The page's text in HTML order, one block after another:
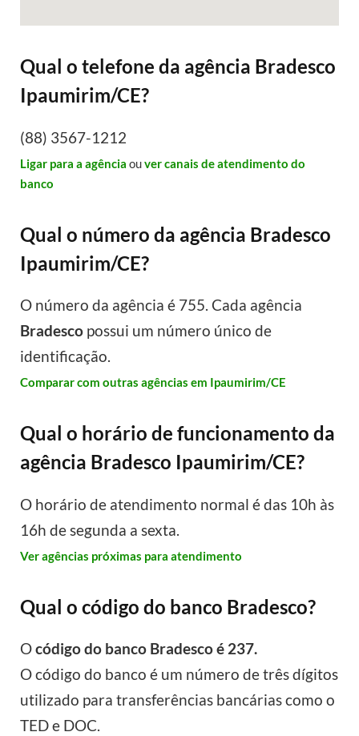
Qual o telefone da agência Bradesco
Ipaumirim/CE?
(88) 3567-1212
Ligar para a agência ouver canais de atendimento do
banco
Qual o número da agência Bradesco
Ipaumirim/CE?
O número da agência é 755. Cada agência
Bradesco possui um número único de
identificação.
Comparar com outras agências em Ipaumirim/CE
Qual o horário de funcionamento da
agência Bradesco Ipaumirim/CE?
O horário de atendimento normal é das 10h às
16h de segunda a sexta.
Ver agências próximas para atendimento
Qual o código do banco Bradesco?
Ocódigo do banco Bradesco é 237.
O código do banco é um número de três dígitos
utilizado para transferências bancárias como o
TED e DOC.